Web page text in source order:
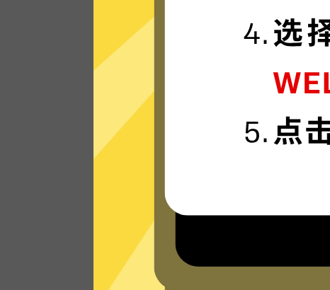
闪电般的连接速度
永久加速器的服务器使用更新一代的”闪连“连
接技术，只为速度而生，可轻松支持4K流媒
看看其他人对永久加速器的评价